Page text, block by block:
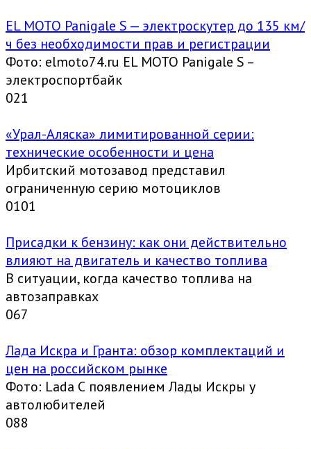
EL MOTO Panigale S — электроскутер до 135 км/
ч без необходимости прав и регистрации
Фото: elmoto74.ru EL MOTO Panigale S –
электроспортбайк
021
«Урал-Аляска» лимитированной серии:
технические особенности и цена
Ирбитский мотозавод представил
ограниченную серию мотоциклов
0101
Присадки к бензину: как они действительно
влияют на двигатель и качество топлива
В ситуации, когда качество топлива на
автозаправках
067
Лада Искра и Гранта: обзор комплектаций и
цен на российском рынке
Фото: Lada С появлением Лады Искры у
автолюбителей
088